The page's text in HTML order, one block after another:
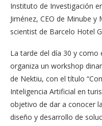
Instituto de Investigación
Jiménez, CEO de Minube
scientist de Barcelo Hotel
La tarde del día 30 y como
organiza un workshop
de Nektiu, con el título
Inteligencia Artificial en
objetivo de dar a conocer
diseño y desarrollo de